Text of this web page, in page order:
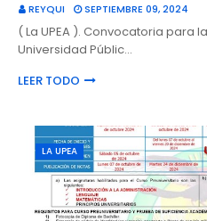
REYQUI SEPTIEMBRE 09, 2024
( La UPEA ). Convocatoria para
Universidad Públic…
LEER TODO
LA UPEA